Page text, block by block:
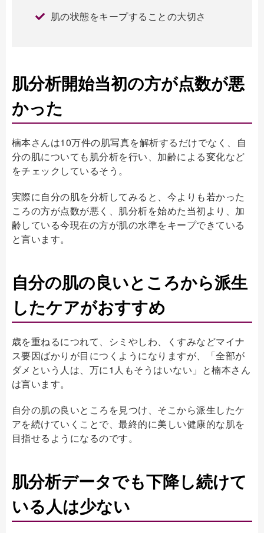
肌の状態をキープすることの大切さ
肌分析開始当初の方が点数が悪
かった
楠本さんは10万件の肌写真を解析するだけでなく、自
分の肌についても肌分析を行い、加齢による変化など
をチェックしているそう。
実際に自分の肌を分析してみると、今よりも若かった
ころの方が点数が悪く、肌分析を始めた当初より、加
齢している今現在の方が肌の水準をキープできている
と言います。
自分の肌の良いところから派生
したケアがおすすめ
歳を重ねるにつれて、シミやしわ、くすみなどマイナ
ス要因ばかりが目につくようになりますが、「全部が
ダメという人は、万に1人もそうはいない」と楠本さん
は言います。
自分の肌の良いところを見つけ、そこから派生したケ
アを続けていくことで、最終的に美しい健康的な肌を
目指せるようになるのです。
肌分析データでも下降し続けて
いる人は少ない